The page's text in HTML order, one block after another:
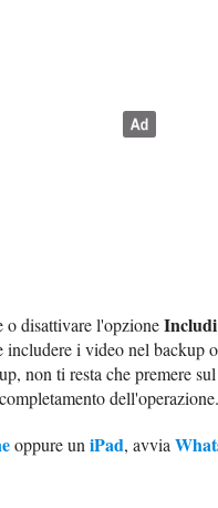
o disattivare l'opzione
includere i video nel backup
non ti resta che premere
dell'operazione.
oppure uniPad, avvia